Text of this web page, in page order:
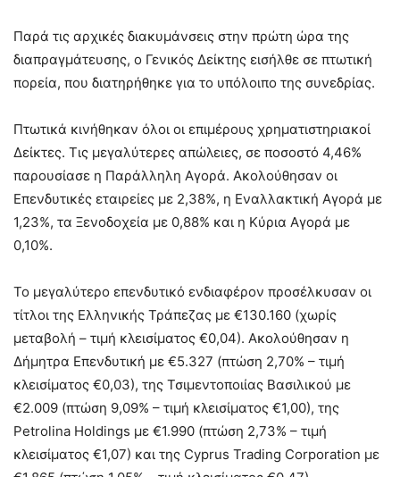
Παρά τις αρχικές διακυμάνσεις στην πρώτη ώρα της
διαπραγμάτευσης, ο Γενικός Δείκτης εισήλθε σε πτωτική
πορεία, που διατηρήθηκε για το υπόλοιπο της συνεδρίας.
Πτωτικά κινήθηκαν όλοι οι επιμέρους χρηματιστηριακοί
Δείκτες. Τις μεγαλύτερες απώλειες, σε ποσοστό 4,46%
παρουσίασε η Παράλληλη Αγορά. Ακολούθησαν οι
Επενδυτικές εταιρείες με 2,38%, η Εναλλακτική Αγορά με
1,23%, τα Ξενοδοχεία με 0,88% και η Κύρια Αγορά με
0,10%.
Το μεγαλύτερο επενδυτικό ενδιαφέρον προσέλκυσαν οι
τίτλοι της Ελληνικής Τράπεζας με €130.160 (χωρίς
μεταβολή – τιμή κλεισίματος €0,04). Ακολούθησαν η
Δήμητρα Επενδυτική με €5.327 (πτώση 2,70% – τιμή
κλεισίματος €0,03), της Τσιμεντοποιίας Βασιλικού με
€2.009 (πτώση 9,09% – τιμή κλεισίματος €1,00), της
Petrolina Holdings με €1.990 (πτώση 2,73% – τιμή
κλεισίματος €1,07) και της Cyprus Trading Corporation με